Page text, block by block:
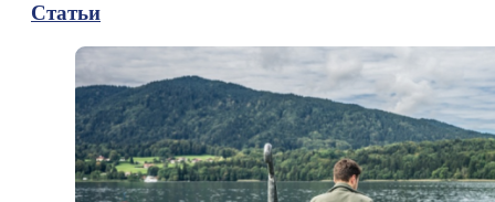
Статьи